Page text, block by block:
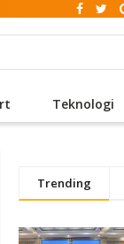
Teknologi
Trending